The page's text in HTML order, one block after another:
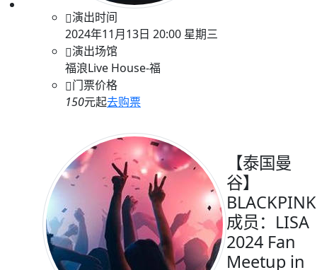
演出时间
2024年11月13日 20:00 星期三
演出场馆
福浪Live House-福
门票价格
150元起去购票
【泰国曼
谷】
BLACKPINK
成员：LISA
2024 Fan
Meetup in